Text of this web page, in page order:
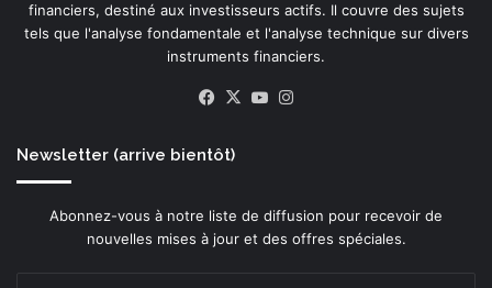
financiers, destiné aux investisseurs actifs. Il couvre des sujets
tels que l'analyse fondamentale et l'analyse technique sur divers
instruments financiers.
Facebook
X YouTube
Newsletter (arrive bientôt)
Abonnez-vous à notre liste de diffusion pour recevoir de
nouvelles mises à jour et des offres spéciales.